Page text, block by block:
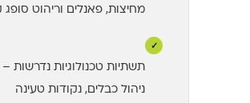
מחיצות, פאנלים וריהוט סופג
✓
תשתיות טכנולוגיות נדרשות –
ניהול כבלים, נקודות טעינה